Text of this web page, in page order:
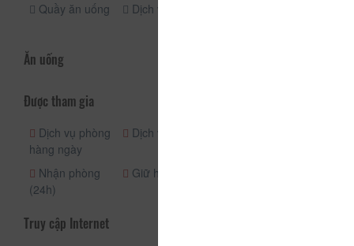
Quầy ăn uống Dịch vụ giặt ủi
Ăn uống
Được tham gia
Dịch vụ phòng
hàng ngày
Dịch vụ vé
Nhận phòng
(24h)
Giữ hành lý
Truy cập Internet